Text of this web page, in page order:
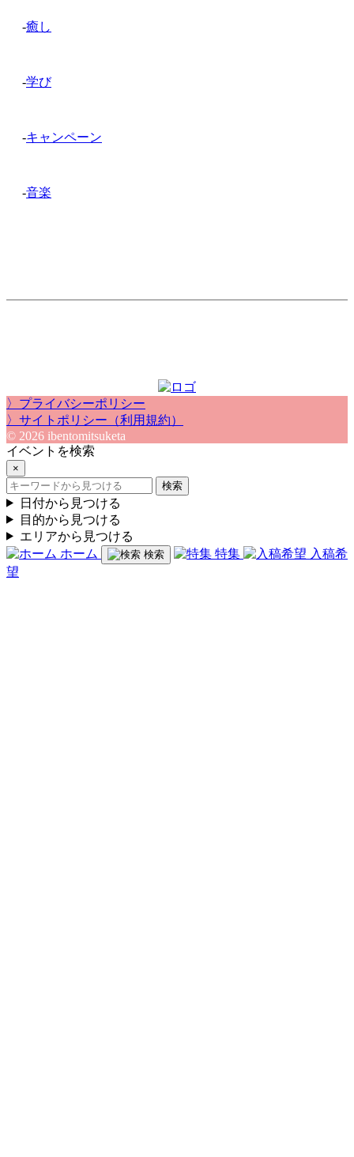
-癒し
-学び
-キャンペーン
-音楽
〉プライバシーポリシー
〉サイトポリシー（利用規約）
© 2026 ibentomitsuketa
イベントを検索
×
検索
日付から見つける
目的から見つける
エリアから見つける
ホーム
検索 特集
入稿希
望